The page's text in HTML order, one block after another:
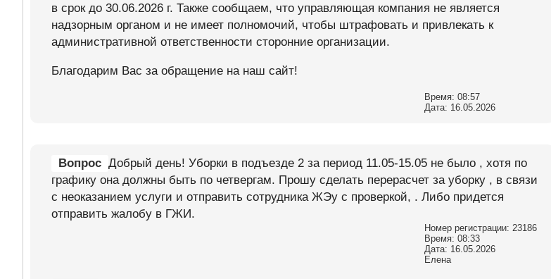
в срок до 30.06.2026 г. Также сообщаем, что управляющая компания не является
надзорным органом и не имеет полномочий, чтобы штрафовать и привлекать к
административной ответственности сторонние организации.
Благодарим Вас за обращение на наш сайт!
Время: 08:57
Дата: 16.05.2026
Вопрос Добрый день! Уборки в подъезде 2 за период 11.05-15.05 не было , хотя по
графику она должны быть по четвергам. Прошу сделать перерасчет за уборку , в связи
с неоказанием услуги и отправить сотрудника ЖЭу с проверкой, . Либо придется
отправить жалобу в ГЖИ.
Номер регистрации: 23186
Время: 08:33
Дата: 16.05.2026
Елена